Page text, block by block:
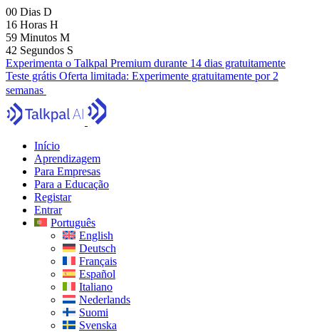
00 Dias D
16 Horas H
59 Minutos M
39 Segundos S
Experimenta o Talkpal Premium durante 14 dias gratuitamente
Teste grátis Oferta limitada: Experimente gratuitamente por 2
semanas
Início
Aprendizagem
Para Empresas
Para a Educação
Registar
Entrar
Português
English
Deutsch
Français
Español
Italiano
Nederlands
Suomi
Svenska